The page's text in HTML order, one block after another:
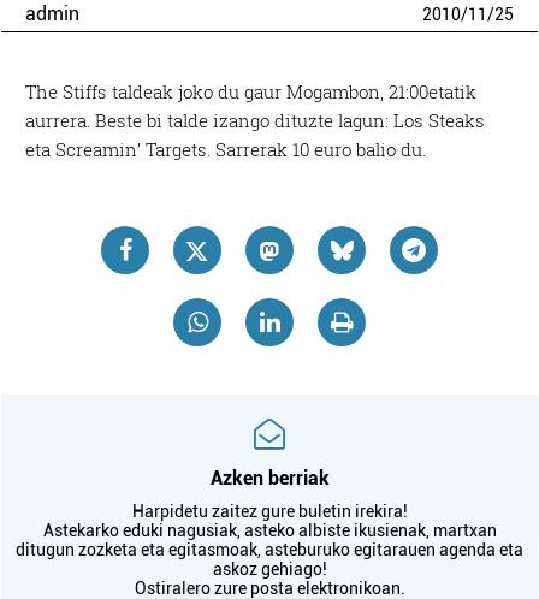
admin 2010/11/25
The Stiffs taldeak joko du gaur Mogambon, 21:00etatik
aurrera. Beste bi talde izango dituzte lagun: Los Steaks
eta Screamin’ Targets. Sarrerak 10 euro balio du.
Azken berriak
Harpidetu zaitez gure buletin irekira!
Astekarko eduki nagusiak, asteko albiste ikusienak, martxan
ditugun zozketa eta egitasmoak, asteburuko egitarauen agenda eta
askoz gehiago!
Ostiralero zure posta elektronikoan.